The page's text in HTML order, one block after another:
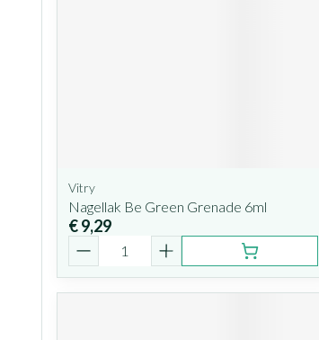
Vitry
Nagellak Be Green Grenade 6ml
€ 9,29